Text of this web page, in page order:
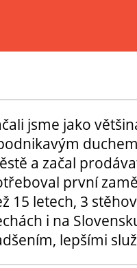
jsme jako
a začal
první
15 letech, 3
i na
lepšími